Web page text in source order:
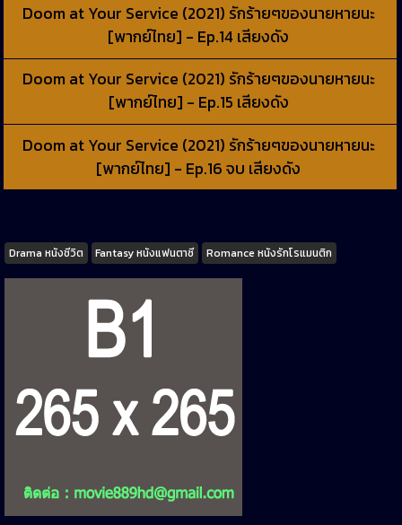
Doom at Your Service (2021) รักร้ายๆของนายหายนะ
[พากย์ไทย] - Ep.14 เสียงดัง
Doom at Your Service (2021) รักร้ายๆของนายหายนะ
[พากย์ไทย] - Ep.15 เสียงดัง
Doom at Your Service (2021) รักร้ายๆของนายหายนะ
[พากย์ไทย] - Ep.16 จบ เสียงดัง
Tags
Drama หนังชีวิต Fantasy หนังแฟนตาซี Romance หนังรักโรแมนติก